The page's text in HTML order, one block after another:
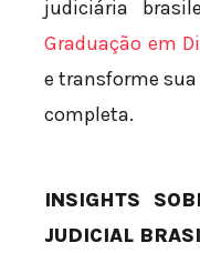
judiciária
Graduação em
e transforme
completa.
INSIGHTS
JUDICIAL